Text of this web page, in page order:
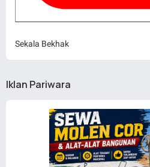
Sekala Bekhak
Iklan Pariwara